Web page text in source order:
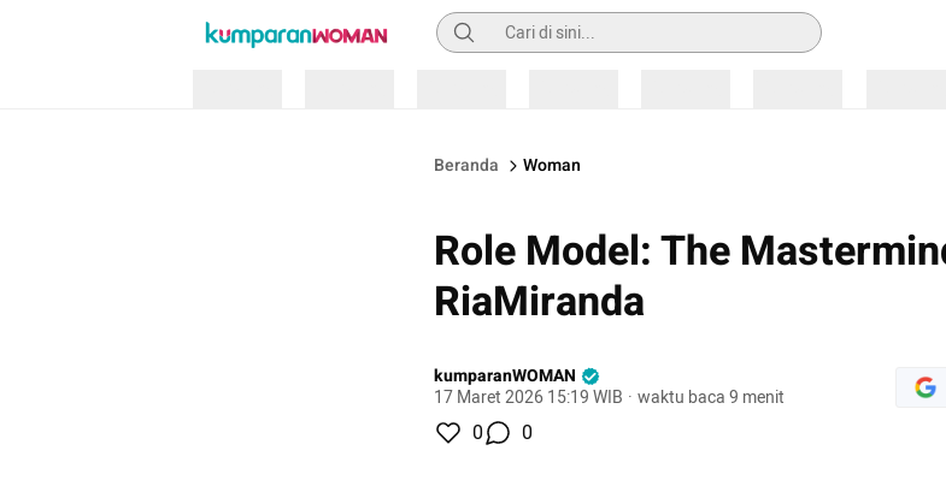
Pencarian
Beranda Woman
Role Model: The
RiaMiranda
kumparanWOMAN
17 Maret 2026 15:19 WIB · waktu baca 9 menit
0 0